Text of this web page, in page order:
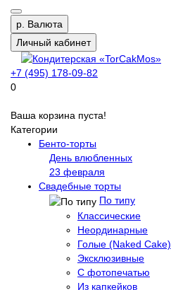
р. Валюта
Личный кабинет
+7 (495) 178-09-82
0
Ваша корзина пуста!
Категории
Бенто-торты
День влюбленных
23 февраля
Свадебные торты
По типу
Классические
Неординарные
Голые (Naked Cake)
Эксклюзивные
С фотопечатью
Из капкейков